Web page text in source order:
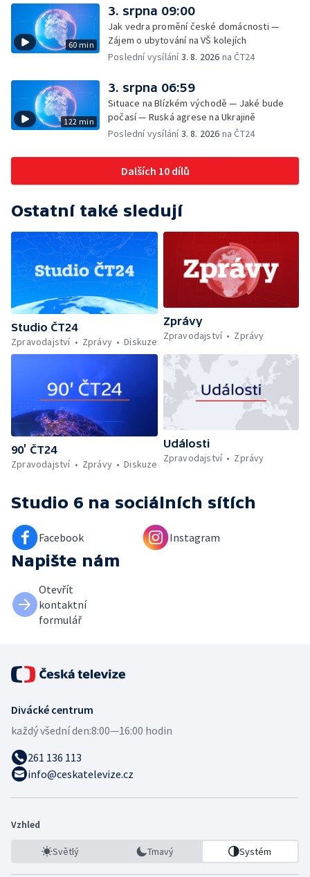
60 min
3. srpna 09:00
Jak vedra promění české domácnosti —
Zájem o ubytování na VŠ kolejích
Poslední vysílání3. 8. 2026 na ČT24
122 min
3. srpna 06:59
Situace na Blízkém východě — Jaké bude
počasí — Ruská agrese na Ukrajině
Poslední vysílání3. 8. 2026 na ČT24
Dalších 10 dílů
Ostatní také sledují
Studio ČT24
Zpravodajství
Zprávy Diskuze
Zprávy
Zpravodajství
Zprávy
90’ ČT24
Zpravodajství
Zprávy Diskuze
Události
Zpravodajství
Zprávy
Studio 6 na sociálních sítích
Facebook Instagram
Napište nám
Otevřít
kontaktní
formulář
Divácké centrum
každý všední den:8:00—16:00 hodin
261 136 113
info@ceskatelevize.cz
Vzhled
Světlý Tmavý Systém